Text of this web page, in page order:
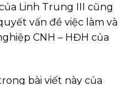
Linh Trung III cũng
vấn đề việc làm và
CNH – HĐH của
bài viết này của